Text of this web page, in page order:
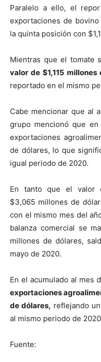
Paralelo a ello, el
exportaciones de
la quinta posición con
Mientras que el tomate
valor de $1,115 millones
reportado en el mismo
Cabe mencionar que al
grupo mencionó que
exportaciones
de dólares, lo que
igual periodo de 2020.
En tanto que el valor
$3,065 millones de
con el mismo mes del
balanza comercial se
millones de dólares,
mayo de 2020.
En el acumulado al mes
exportaciones
de dólares, reflejando
al mismo periodo de
Fuente: